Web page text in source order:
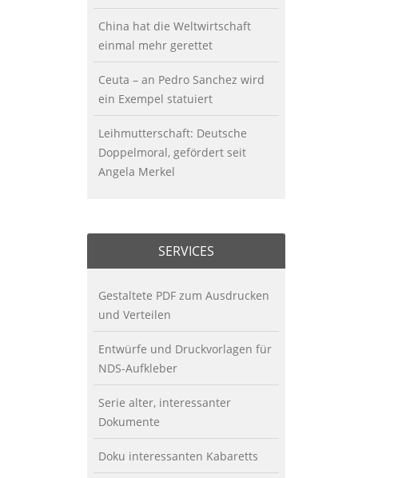
China hat die Weltwirtschaft
einmal mehr gerettet
Ceuta – an Pedro Sanchez wird
ein Exempel statuiert
Leihmutterschaft: Deutsche
Doppelmoral, gefördert seit
Angela Merkel
SERVICES
Gestaltete PDF zum Ausdrucken
und Verteilen
Entwürfe und Druckvorlagen für
NDS-Aufkleber
Serie alter, interessanter
Dokumente
Doku interessanten Kabaretts